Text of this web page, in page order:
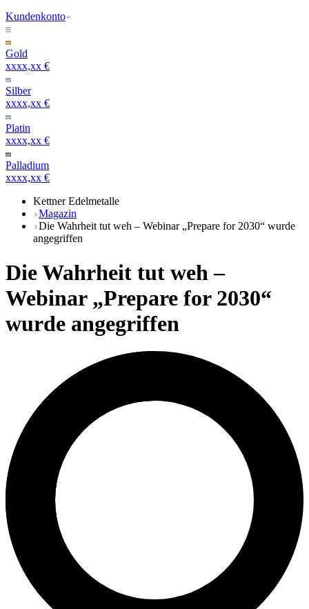
Kundenkonto
Gold
xxxx,xx €
Silber
xxxx,xx €
Platin
xxxx,xx €
Palladium
xxxx,xx €
Kettner Edelmetalle
Magazin
Die Wahrheit tut weh – Webinar „Prepare for 2030“ wurde
angegriffen
Die Wahrheit tut weh –
Webinar „Prepare for 2030“
wurde angegriffen